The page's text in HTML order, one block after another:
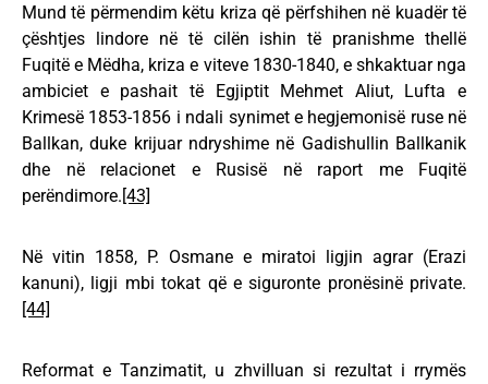
Mund të përmendim këtu kriza që përfshihen në kuadër të
çështjes lindore në të cilën ishin të pranishme thellë
Fuqitë e Mëdha, kriza e viteve 1830-1840, e shkaktuar nga
ambiciet e pashait të Egjiptit Mehmet Aliut, Lufta e
Krimesë 1853-1856 i ndali synimet e hegjemonisë ruse në
Ballkan, duke krijuar ndryshime në Gadishullin Ballkanik
dhe në relacionet e Rusisë në raport me Fuqitë
perëndimore.[43]
Në vitin 1858, P. Osmane e miratoi ligjin agrar (Erazi
kanuni), ligji mbi tokat që e siguronte pronësinë private.
[44]
Reformat e Tanzimatit, u zhvilluan si rezultat i rrymës